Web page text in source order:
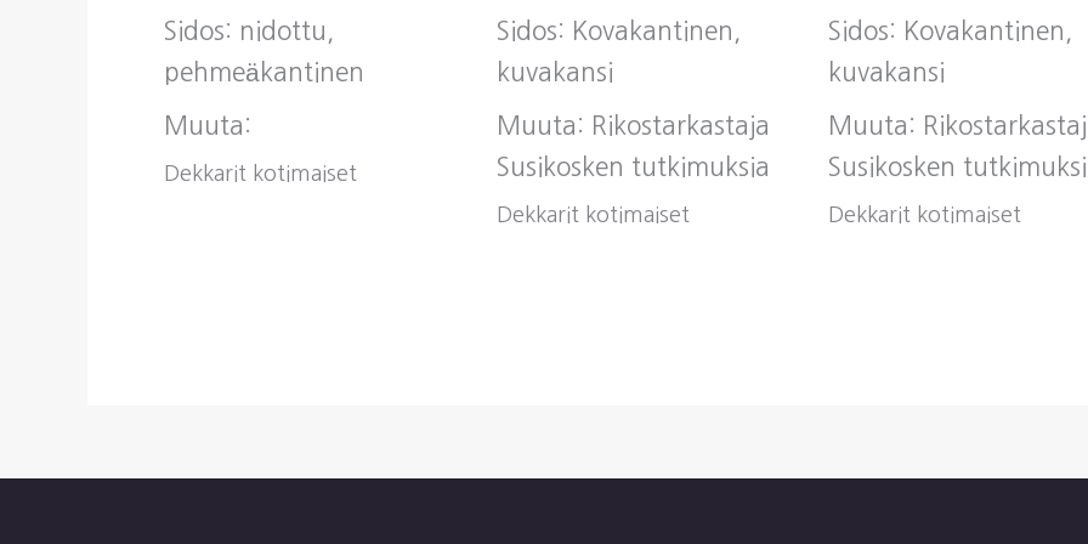
Sidos: nidottu,
pehmeäkantinen
Muuta:
Dekkarit kotimaiset
Sidos: Kovakantinen,
kuvakansi
Muuta: Rikostarkastaja
Susikosken tutkimuksia
Dekkarit kotimaiset
Sidos: Kovakantinen,
kuvakansi
Muuta:
Susikosken
Dekkarit kotimaiset